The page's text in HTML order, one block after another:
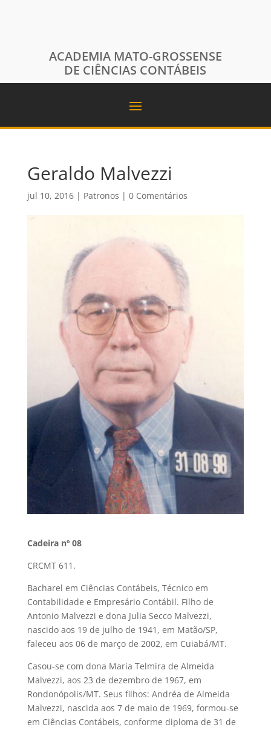
ACADEMIA MATO-GROSSENSE
DE CIÊNCIAS CONTÁBEIS
Geraldo Malvezzi
jul 10, 2016| Patronos | 0 Comentários
Cadeira nº 08
CRCMT 611.
Bacharel em Ciências Contábeis, Técnico em
Contabilidade e Empresário Contábil. Filho de
Antonio Malvezzi e dona Julia Secco Malvezzi,
nascido aos 19 de julho de 1941, em Matão/SP,
faleceu aos 06 de março de 2002, em Cuiabá/MT.
Casou-se com dona Maria Telmira de Almeida
Malvezzi, aos 23 de dezembro de 1967, em
Rondonópolis/MT. Seus filhos: Andréa de Almeida
Malvezzi, nascida aos 7 de maio de 1969, formou-se
em Ciências Contábeis, conforme diploma de 31 de